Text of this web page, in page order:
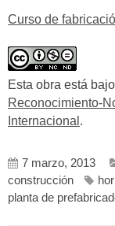
Curso de
Esta obra está
Reconocimiento-
Internacional .
7 marzo, 2013
construcción
planta de